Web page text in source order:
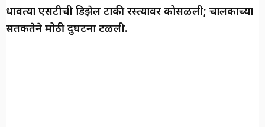
धावत्या एसटीची डिझेल टाकी रस्त्यावर कोसळली; चालकाच्या
सतर्कतेने मोठी दुर्घटना टळली.